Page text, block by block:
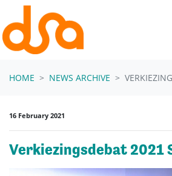
Skip navigation
HOME NEWS ARCHIVE
16 February 2021
Verkiezingsdebat 2021